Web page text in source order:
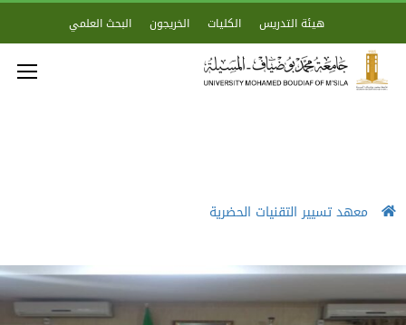
هيئة التدريس الكليات الخريجون البحث العلمي
معهد تسيير التقنيات الحضرية